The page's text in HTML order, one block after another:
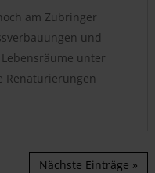
am Zubringer
und
unter
Renaturierungen
Nächste Einträge »